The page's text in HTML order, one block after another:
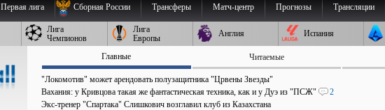
Первая лига Сборная России Трансферы Матч-центр Прогнозы Трансляции
Лига
Чемпионов
Лига
Европы
Англия Испания
Главные Читаемые
"Локомотив" может арендовать полузащитника "Црвены Звезды"
Вахания: у Кривцова такая же фантастическая техника, как и у Дуэ из "ПСЖ"
2
Экс-тренер "Спартака" Слишкович возглавил клуб из Казахстана